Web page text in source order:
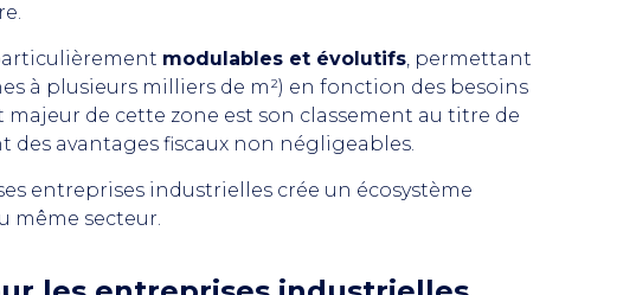
modulables et évolutifs, permettant
à plusieurs milliers de m²) en fonction des besoins
de cette zone est son classement au titre de
des avantages fiscaux non négligeables.
entreprises industrielles crée un écosystème
même secteur.